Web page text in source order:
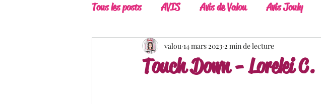
Tous les posts AVIS Avis de Valou Avis Jouly
Belle Découverte A lire absolument
Touch Down - Lorelei C.
valou 14 mars 2023 2 min de lecture